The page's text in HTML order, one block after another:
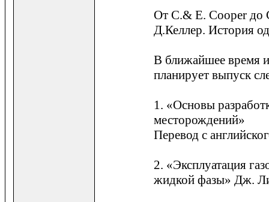
От C.& E. Cooper до
Д.Келлер. История
В ближайшее время
планирует выпуск
1. «Основы
месторождений»
Перевод с
2. «Эксплуатация
жидкой фазы» Дж.